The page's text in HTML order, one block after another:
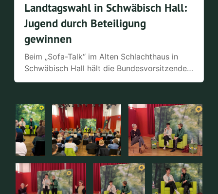
Landtagswahl in Schwäbisch Hall:
Jugend durch Beteiligung
gewinnen
Beim „Sofa-Talk“ im Alten Schlachthaus in
Schwäbisch Hall hält die Bundesvorsitzende
der Grünen Franziska Brantner ein Plädoyer
findet, dass die Grünen in
Regierungsverantwortung im Land und im
Bund viel erreicht haben.